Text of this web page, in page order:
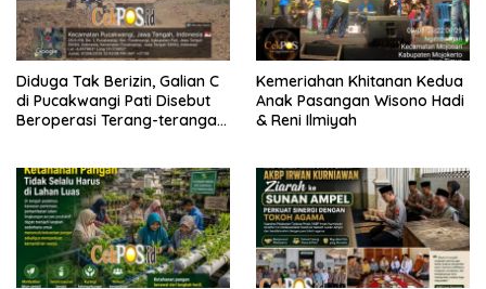
Diduga Tak Berizin, Galian C
di Pucakwangi Pati Disebut
Beroperasi Terang-terangan,
Kemeriahan Khitanan Kedua
Anak Pasangan Wisono Hadi
& Reni Ilmiyah